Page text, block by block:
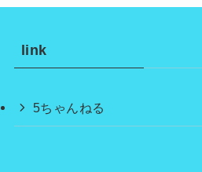
link
5ちゃんねる